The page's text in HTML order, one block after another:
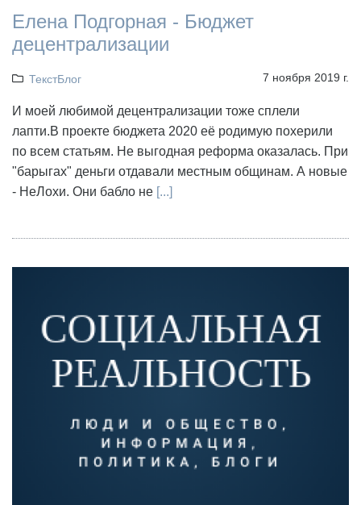
Елена Подгорная - Бюджет
децентрализации
ТекстБлог 7 ноября 2019 г.
И моей любимой децентрализации тоже сплели
лапти.В проекте бюджета 2020 её родимую похерили
по всем статьям. Не выгодная реформа оказалась. При
"барыгах" деньги отдавали местным общинам. А новые
- НеЛохи. Они бабло не [...]